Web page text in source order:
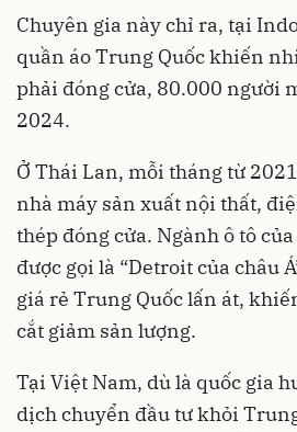
Chuyên gia này chỉ ra, tại
quần áo Trung Quốc khiến
phải đóng cửa, 80.000 người
2024.
Ở Thái Lan, mỗi tháng từ
nhà máy sản xuất nội thất,
thép đóng cửa. Ngành ô tô
được gọi là “Detroit của châu
giá rẻ Trung Quốc lấn át,
cắt giảm sản lượng.
Tại Việt Nam, dù là quốc gia
dịch chuyển đầu tư khỏi